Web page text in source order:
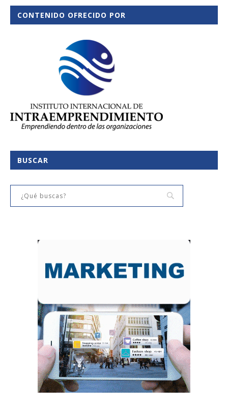
CONTENIDO OFRECIDO POR
BUSCAR